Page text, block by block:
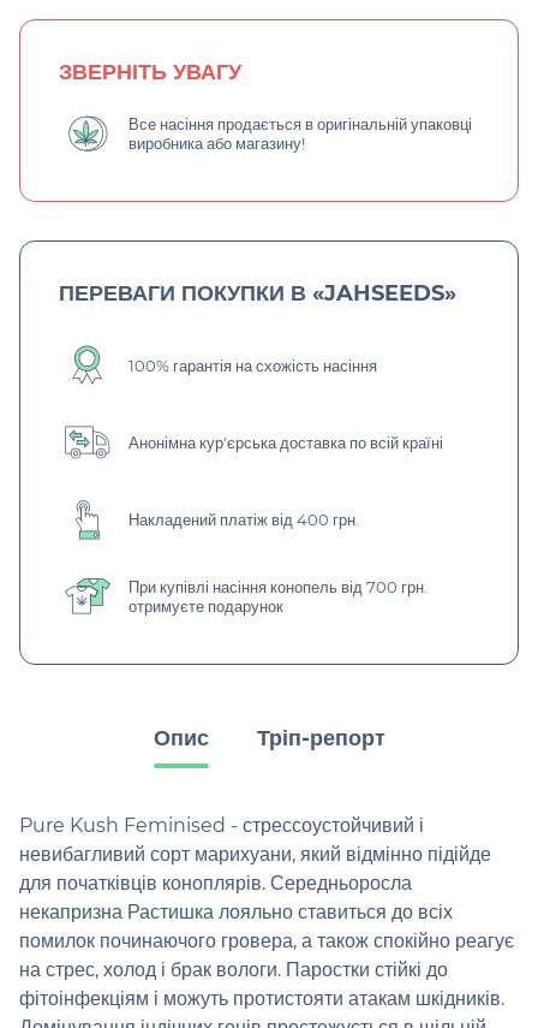
ЗВЕРНІТЬ УВАГУ
Все насіння продається в оригінальній упаковці
виробника або магазину!
ПЕРЕВАГИ ПОКУПКИ В «JAHSEEDS»
100% гарантія на схожість насіння
Анонімна кур'єрська доставка по всій країні
Накладений платіж від 400 грн.
При купівлі насіння конопель від 700 грн.
отримуєте подарунок
Опис Тріп-репорт
Pure Kush Feminised - стрессоустойчивий і
невибагливий сорт марихуани, який відмінно підійде
для початківців коноплярів. Середньоросла
некапризна Растишка лояльно ставиться до всіх
помилок починаючого гровера, а також спокійно реагує
на стрес, холод і брак вологи. Паростки стійкі до
фітоінфекціям і можуть протистояти атакам шкідників.